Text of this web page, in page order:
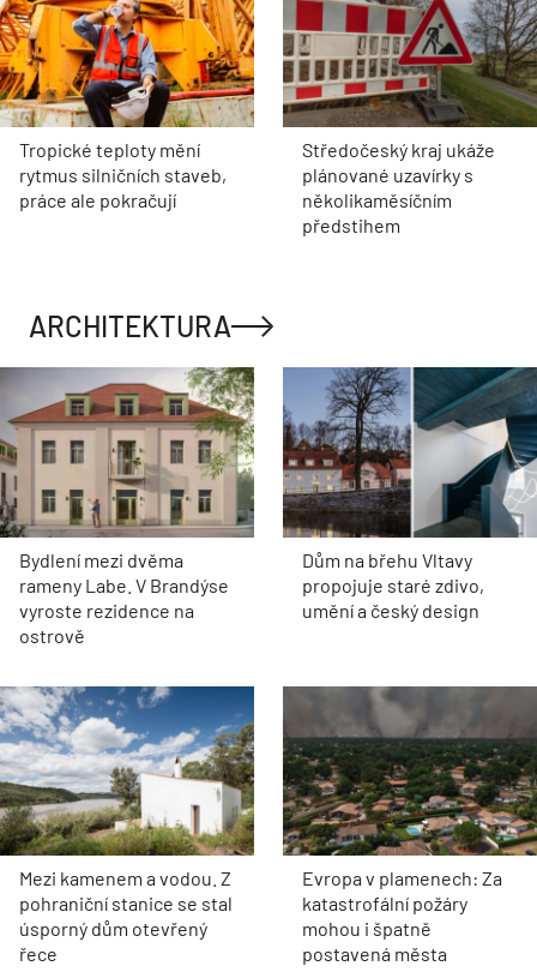
Tropické teploty mění
rytmus silničních staveb,
práce ale pokračují
Středočeský kraj ukáže
plánované uzavírky s
několikaměsíčním
předstihem
ARCHITEKTURA
Bydlení mezi dvěma
rameny Labe. V Brandýse
vyroste rezidence na
ostrově
Dům na břehu Vltavy
propojuje staré zdivo,
umění a český design
Mezi kamenem a vodou. Z
pohraniční stanice se stal
úsporný dům otevřený
řece
Evropa v plamenech: Za
katastrofální požáry
mohou i špatně
postavená města